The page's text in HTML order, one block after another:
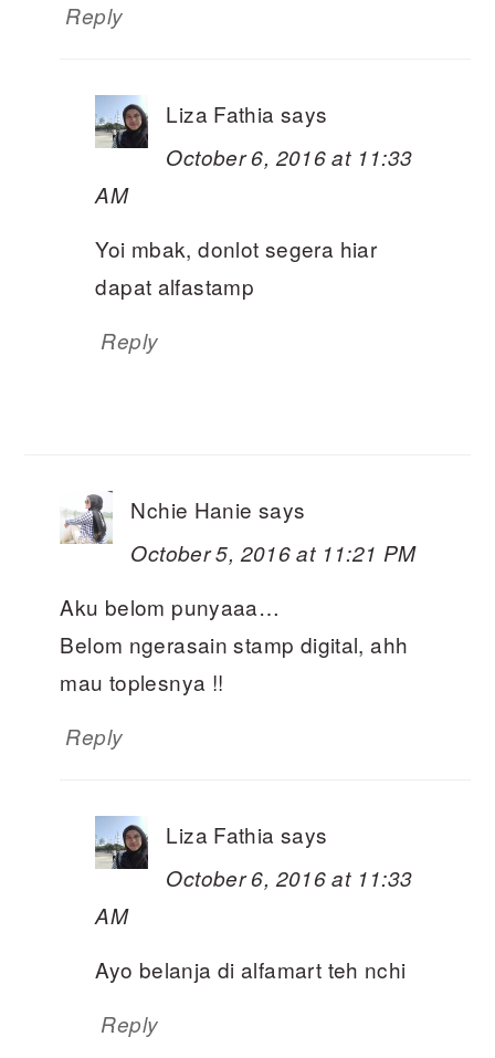
Reply
Liza Fathia says
October 6, 2016 at 11:33
AM
Yoi mbak, donlot segera hiar
dapat alfastamp
Reply
Nchie Hanie says
October 5, 2016 at 11:21 PM
Aku belom punyaaa…
Belom ngerasain stamp digital, ahh
mau toplesnya !!
Reply
Liza Fathia says
October 6, 2016 at 11:33
AM
Ayo belanja di alfamart teh nchi
Reply